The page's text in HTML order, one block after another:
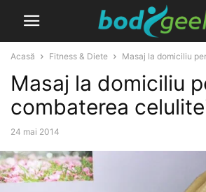
Acasă Fitness & Diete Masaj la domiciliu
Masaj la domiciliu
combaterea
24 mai 2014